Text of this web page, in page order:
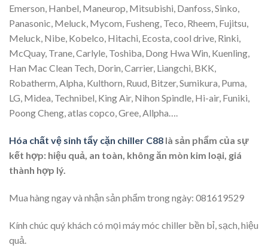
Emerson, Hanbel, Maneurop, Mitsubishi, Danfoss, Sinko,
Panasonic, Meluck, Mycom, Fusheng, Teco, Rheem, Fujitsu,
Meluck, Nibe, Kobelco, Hitachi, Ecosta, cool drive, Rinki,
McQuay, Trane, Carlyle, Toshiba, Dong Hwa Win, Kuenling,
Han Mac Clean Tech, Dorin, Carrier, Liangchi, BKK,
Robatherm, Alpha, Kulthorn, Ruud, Bitzer, Sumikura, Puma,
LG, Midea, Technibel, King Air, Nihon Spindle, Hi-air, Funiki,
Poong Cheng, atlas copco, Gree, Allpha….
Hóa chất vệ sinh tẩy cặn chiller C88 là sản phẩm của sự
kết hợp: hiệu quả, an toàn, không ăn mòn kim loại, giá
thành hợp lý.
Mua hàng ngay và nhận sản phẩm trong ngày: 081619529
Kính chúc quý khách có mọi máy móc chiller bền bỉ, sạch, hiệu
quả.